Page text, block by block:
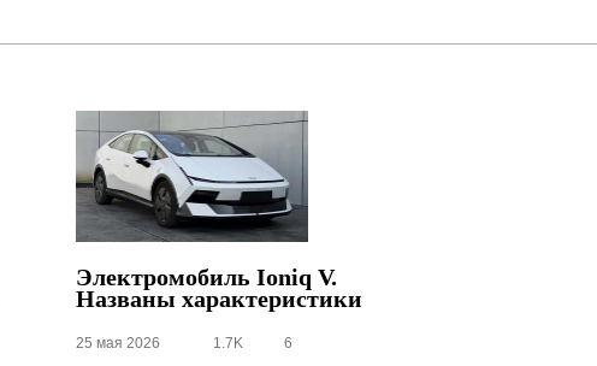
Электромобиль Ioniq V.
Названы характеристики
25 мая 2026 1.7K 6